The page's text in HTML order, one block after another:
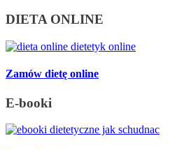
DIETA ONLINE
Zamów dietę online
E-booki